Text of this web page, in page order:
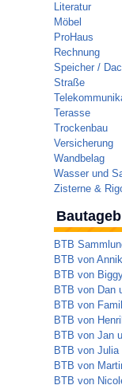
Literatur
Möbel
ProHaus
Rechnung
Speicher /
Straße
Terasse
Trockenbau
Versicherung
Wandbelag
Wasser und
Zisterne &
BTB
BTB von
BTB von
BTB von Dan
BTB von
BTB von
BTB von Jan
BTB von Julia
BTB von
BTB von